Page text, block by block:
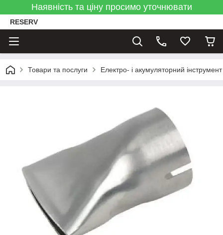
Наявність та ціну просимо уточнювати
RESERV
Товари та послуги Електро- і акумуляторний інструмент